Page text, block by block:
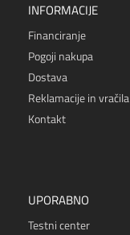
INFORMACIJE
Financiranje
Pogoji nakupa
Dostava
Reklamacije in vračila
Kontakt
UPORABNO
Testni center